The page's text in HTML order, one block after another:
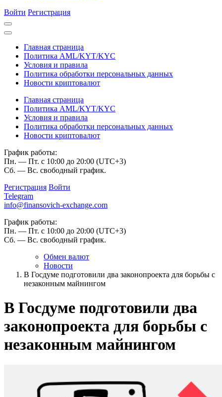
Войти Регистрация
Главная страница
Политика AML/KYT/KYC
Условия и правила
Политика обработки персональных данных
Новости криптовалют
Главная страница
Политика AML/KYT/KYC
Условия и правила
Политика обработки персональных данных
Новости криптовалют
График работы:
Пн. — Пт. с 10:00 до 20:00 (UTC+3)
Сб. — Вс. свободный график.
Регистрация Войти
Telegram
info@finansovich-exchange.com
График работы:
Пн. — Пт. с 10:00 до 20:00 (UTC+3)
Сб. — Вс. свободный график.
Обмен валют
Новости
В Госдуме подготовили два законопроекта для борьбы с
незаконным майнингом
В Госдуме подготовили два
законопроекта для борьбы с
незаконным майнингом